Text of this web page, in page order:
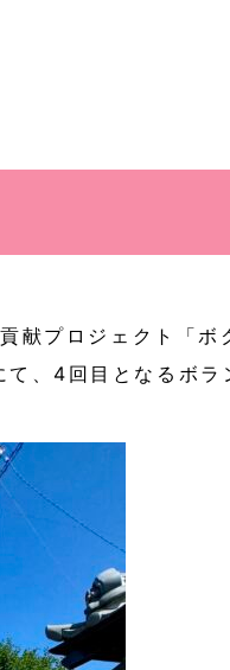
プロジェクト「ボ
て、4回目となるボラ